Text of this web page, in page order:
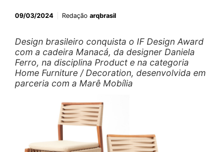
09/03/2024 Redação arqbrasil
Design brasileiro conquista o IF Design Award
com a cadeira Manacá, da designer Daniela
Ferro, na disciplina Product e na categoria
Home Furniture / Decoration, desenvolvida em
parceria com a Marê Mobília